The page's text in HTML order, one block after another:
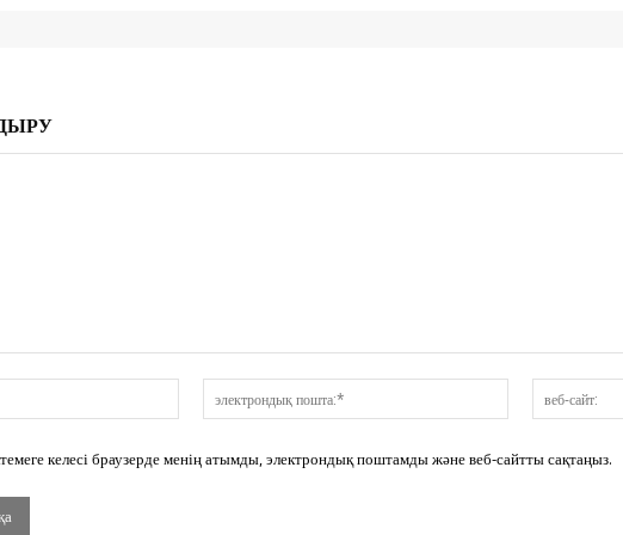
электрондық
пошта:*
келесі браузерде менің атымды, электрондық поштамды және веб-сайтты сақтаңыз.